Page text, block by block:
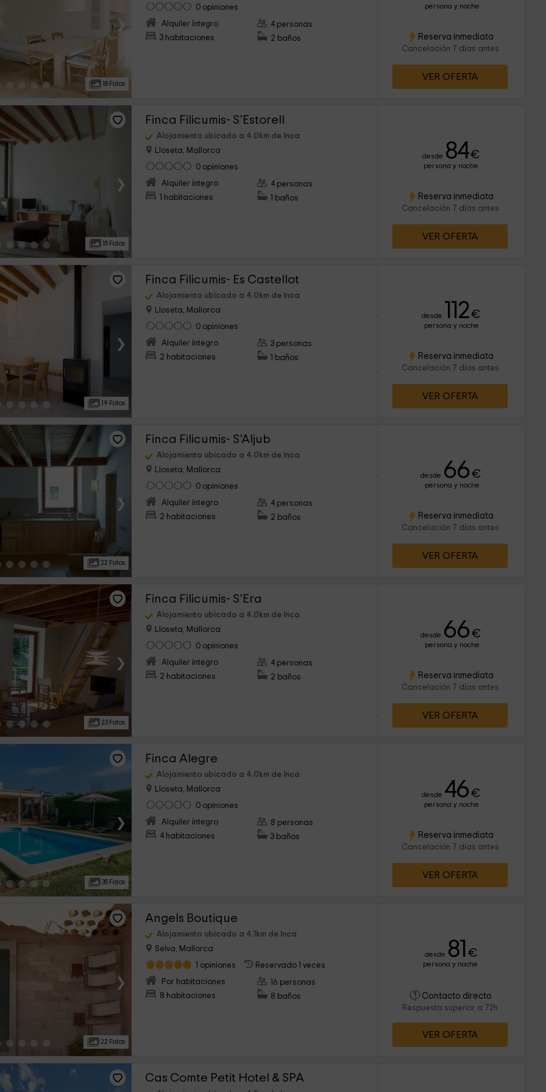
›
18 Fotos
0 opiniones
Alquiler íntegro
3 habitaciones
4 personas
2 baños
persona y noche
Reserva inmediata
Cancelación 7 días antes
VER OFERTA
›
15 Fotos
Finca Filicumis- S'Estorell
Alojamiento ubicado a 4.0km de Inca
Lloseta, Mallorca
0 opiniones
Alquiler íntegro
1 habitaciones
4 personas
1 baños
desde 84€
persona y noche
Reserva inmediata
Cancelación 7 días antes
VER OFERTA
›
19 Fotos
Finca Filicumis- Es Castellot
Alojamiento ubicado a 4.0km de Inca
Lloseta, Mallorca
0 opiniones
Alquiler íntegro
2 habitaciones
3 personas
1 baños
desde 112€
persona y noche
Reserva inmediata
Cancelación 7 días antes
VER OFERTA
›
22 Fotos
Finca Filicumis- S'Aljub
Alojamiento ubicado a 4.0km de Inca
Lloseta, Mallorca
0 opiniones
Alquiler íntegro
2 habitaciones
4 personas
2 baños
desde 66 €
persona y noche
Reserva inmediata
Cancelación 7 días antes
VER OFERTA
›
23 Fotos
Finca Filicumis- S'Era
Alojamiento ubicado a 4.0km de Inca
Lloseta, Mallorca
0 opiniones
Alquiler íntegro
2 habitaciones
4 personas
2 baños
desde 66 €
persona y noche
Reserva inmediata
Cancelación 7 días antes
VER OFERTA
›
35 Fotos
Finca Alegre
Alojamiento ubicado a 4.0km de Inca
Lloseta, Mallorca
0 opiniones
Alquiler íntegro
4 habitaciones
8 personas
3 baños
desde 46 €
persona y noche
Reserva inmediata
Cancelación 7 días antes
VER OFERTA
›
22 Fotos
Angels Boutique
Alojamiento ubicado a 4.1km de Inca
Selva, Mallorca
1 opiniones
Reservado 1 veces
Por habitaciones
8 habitaciones
16 personas
8 baños
desde 81 €
persona y noche
Contacto directo
Respuesta superior a 72h
VER OFERTA
Cas Comte Petit Hotel & SPA